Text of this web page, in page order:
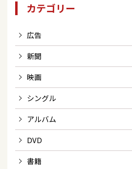
カテゴリー
広告
新聞
映画
シングル
アルバム
DVD
書籍